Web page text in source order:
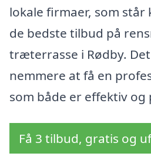
lokale firmaer, som står
de bedste tilbud på
træterrasse i Rødby.
nemmere at få en
som både er effektiv og
Få 3 tilbud, gratis og